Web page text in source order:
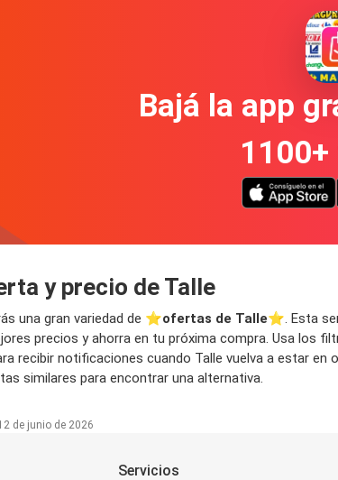
Bajá la app
y precio de Talle
una gran variedad de ⭐️ofertas de Talle⭐️. Esta
precios y ahorra en tu próxima compra. Usa los
recibir notificaciones cuando Talle vuelva a estar
similares para encontrar una alternativa.
de junio de 2026
Servicios